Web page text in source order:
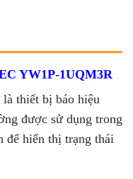
YW1P-1UQM3R
là thiết bị báo hiệu
được sử dụng trong
để hiển thị trạng thái